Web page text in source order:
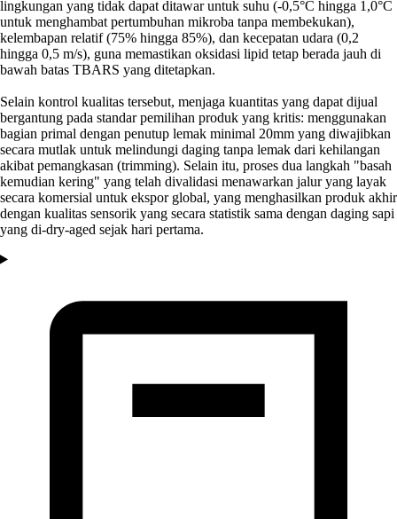
lingkungan yang tidak dapat ditawar untuk suhu (-0,5°C hingga 1,0°C
untuk menghambat pertumbuhan mikroba tanpa membekukan),
kelembapan relatif (75% hingga 85%), dan kecepatan udara (0,2
hingga 0,5 m/s), guna memastikan oksidasi lipid tetap berada jauh di
bawah batas TBARS yang ditetapkan.
Selain kontrol kualitas tersebut, menjaga kuantitas yang dapat dijual
bergantung pada standar pemilihan produk yang kritis: menggunakan
bagian primal dengan penutup lemak minimal 20mm yang diwajibkan
secara mutlak untuk melindungi daging tanpa lemak dari kehilangan
akibat pemangkasan (trimming). Selain itu, proses dua langkah "basah
kemudian kering" yang telah divalidasi menawarkan jalur yang layak
secara komersial untuk ekspor global, yang menghasilkan produk akhir
dengan kualitas sensorik yang secara statistik sama dengan daging sapi
yang di-dry-aged sejak hari pertama.